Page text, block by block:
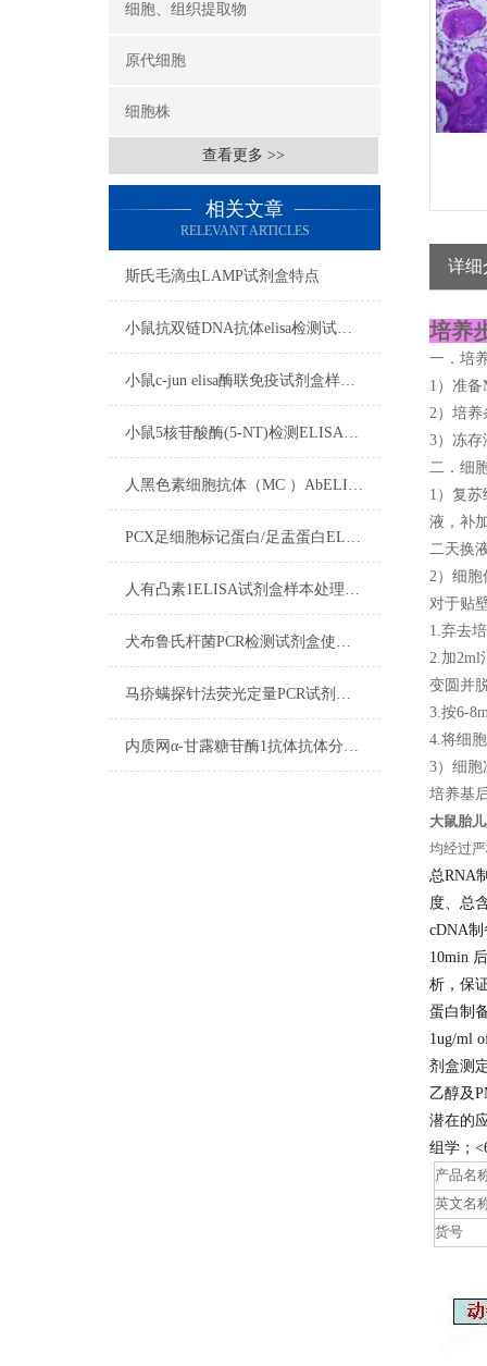
细胞、组织提取物
原代细胞
细胞株
查看更多 >>
相关文章
RELEVANT ARTICLES
斯氏毛滴虫LAMP试剂盒特点
小鼠抗双链DNA抗体elisa检测试剂盒注意事项
小鼠c-jun elisa酶联免疫试剂盒样本处理及要求
小鼠5核苷酸酶(5-NT)检测ELISA试剂盒洗涤方法
人黑色素细胞抗体（MC ）AbELISA试剂盒注意事项
PCX足细胞标记蛋白/足盂蛋白ELISA试剂盒操作步骤
人有凸素1ELISA试剂盒样本处理及要求
犬布鲁氏杆菌PCR检测试剂盒使用方法
马疥螨探针法荧光定量PCR试剂盒实验注意事项
内质网α-甘露糖苷酶1抗体抗体分子标记技术
详细
培养
一．培
1）准备
2）培养
3）冻存
二．细
1）复
液，补
二天换
2）细胞
对于贴
1.弃去
2.加2ml
变圆并
3.按6-
4.将细
3）细胞
培养基
大鼠胎
均经过
总RNA
度、总
cDNA制
10min
析，保
蛋白制
1ug/ml
剂盒测
乙醇及
潜在的
组学；
产品名
英文名
货号